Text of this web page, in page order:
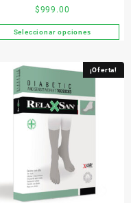
producto
$999.00
Seleccionar opciones
Este
múltiples
variantes.
Las
opciones
se
pueden
elegir
en
¡Oferta!